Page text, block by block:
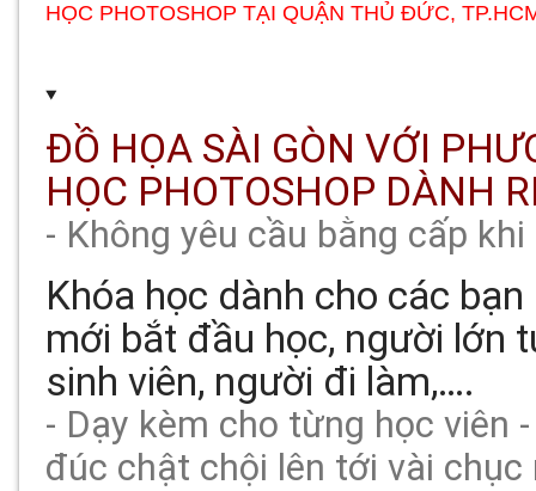
HỌC PHOTOSHOP TẠI QUẬN THỦ ĐỨC,
ĐỒ HỌA SÀI GÒN VỚI
HỌC PHOTOSHOP DÀNH
- Không yêu cầu bằng cấp
Khóa học dành cho các
mới bắt đầu học, người lớn
sinh viên, người đi làm,….
- Dạy kèm cho từng học viên
đúc chật chội lên tới vài chục